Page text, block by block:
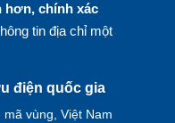
hơn, chính xác
tin địa chỉ một
điện quốc gia
vùng, Việt Nam